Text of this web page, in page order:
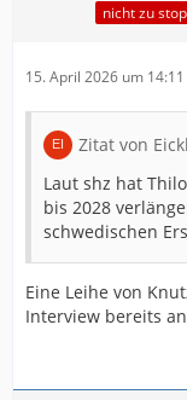
nicht zu
15. April 2026 um 14:11
Zitat von
Laut shz hat
bis 2028
schwedischen
Eine Leihe von
Interview bereits